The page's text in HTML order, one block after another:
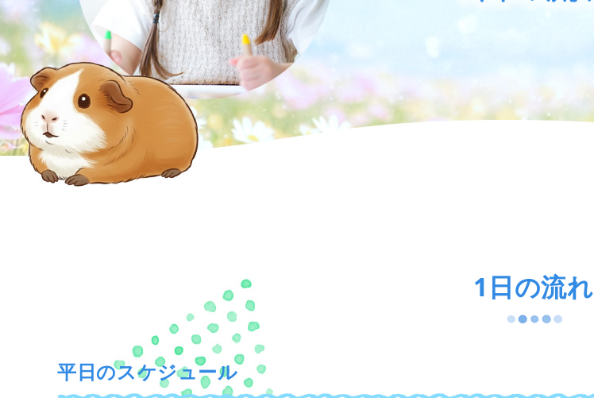
1日の流れ
平日のスケジュール